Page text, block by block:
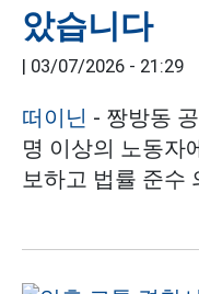
았습니다
| 03/07/2026 - 21:29
떠이닌 - 짱방동
명 이상의 노동자
보하고 법률 준수